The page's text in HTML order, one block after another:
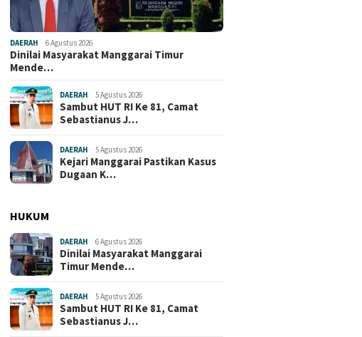
DAERAH 6 Agustus 2026
Dinilai Masyarakat Manggarai Timur
Mende…
DAERAH 5 Agustus 2026
Sambut HUT RI Ke 81, Camat
Sebastianus J…
DAERAH 5 Agustus 2026
Kejari Manggarai Pastikan Kasus
Dugaan K…
HUKUM
DAERAH 6 Agustus 2026
Dinilai Masyarakat Manggarai
Timur Mende…
DAERAH 5 Agustus 2026
Sambut HUT RI Ke 81, Camat
Sebastianus J…